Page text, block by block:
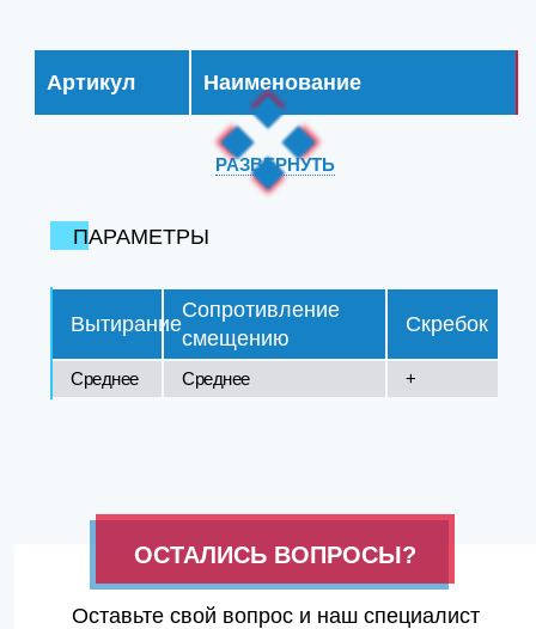
Артикул Наименование
РАЗВЕРНУТЬ
ПАРАМЕТРЫ
Вытирание
Сопротивление
смещению
Скребок
Среднее Среднее +
ОСТАЛИСЬ ВОПРОСЫ?
Оставьте свой вопрос и наш специалист